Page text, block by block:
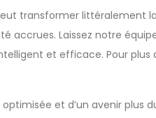
transformer littéralement
accrues. Laissez notre
et efficace. Pour plus
et d’un avenir plus